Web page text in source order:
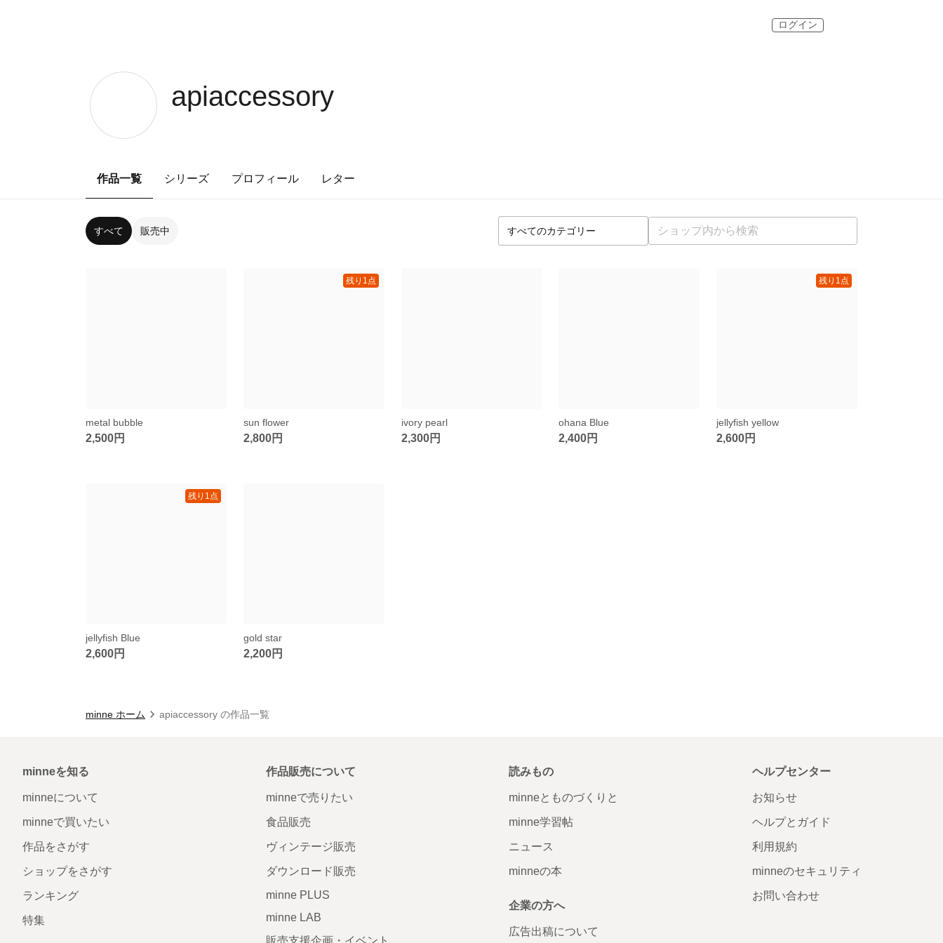
ログイン
apiaccessory
作品一覧 シリーズ プロフィール レター
すべて 販売中
metal bubble
2,500円
残り1点
sun flower
2,800円
ivory pearl
2,300円
ohana Blue
2,400円
残り1点
jellyfish yellow
2,600円
残り1点
jellyfish Blue
2,600円
gold star
2,200円
minne ホーム apiaccessory の作品一覧
minneを知る
minneについて
minneで買いたい
作品をさがす
ショップをさがす
ランキング
特集
作品販売について
minneで売りたい
食品販売
ヴィンテージ販売
ダウンロード販売
minne PLUS
minne LAB
販売支援企画・イベント
読みもの
minneとものづくりと
minne学習帖
ニュース
minneの本
企業の方へ
広告出稿について
ヘルプセンター
お知らせ
ヘルプとガイド
利用規約
minneのセキュリティ
お問い合わせ